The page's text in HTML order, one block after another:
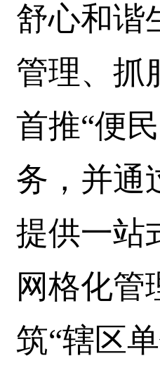
舒心和谐
管理、抓
首推“便
务，并通
提供一站
网格化管
筑“辖区